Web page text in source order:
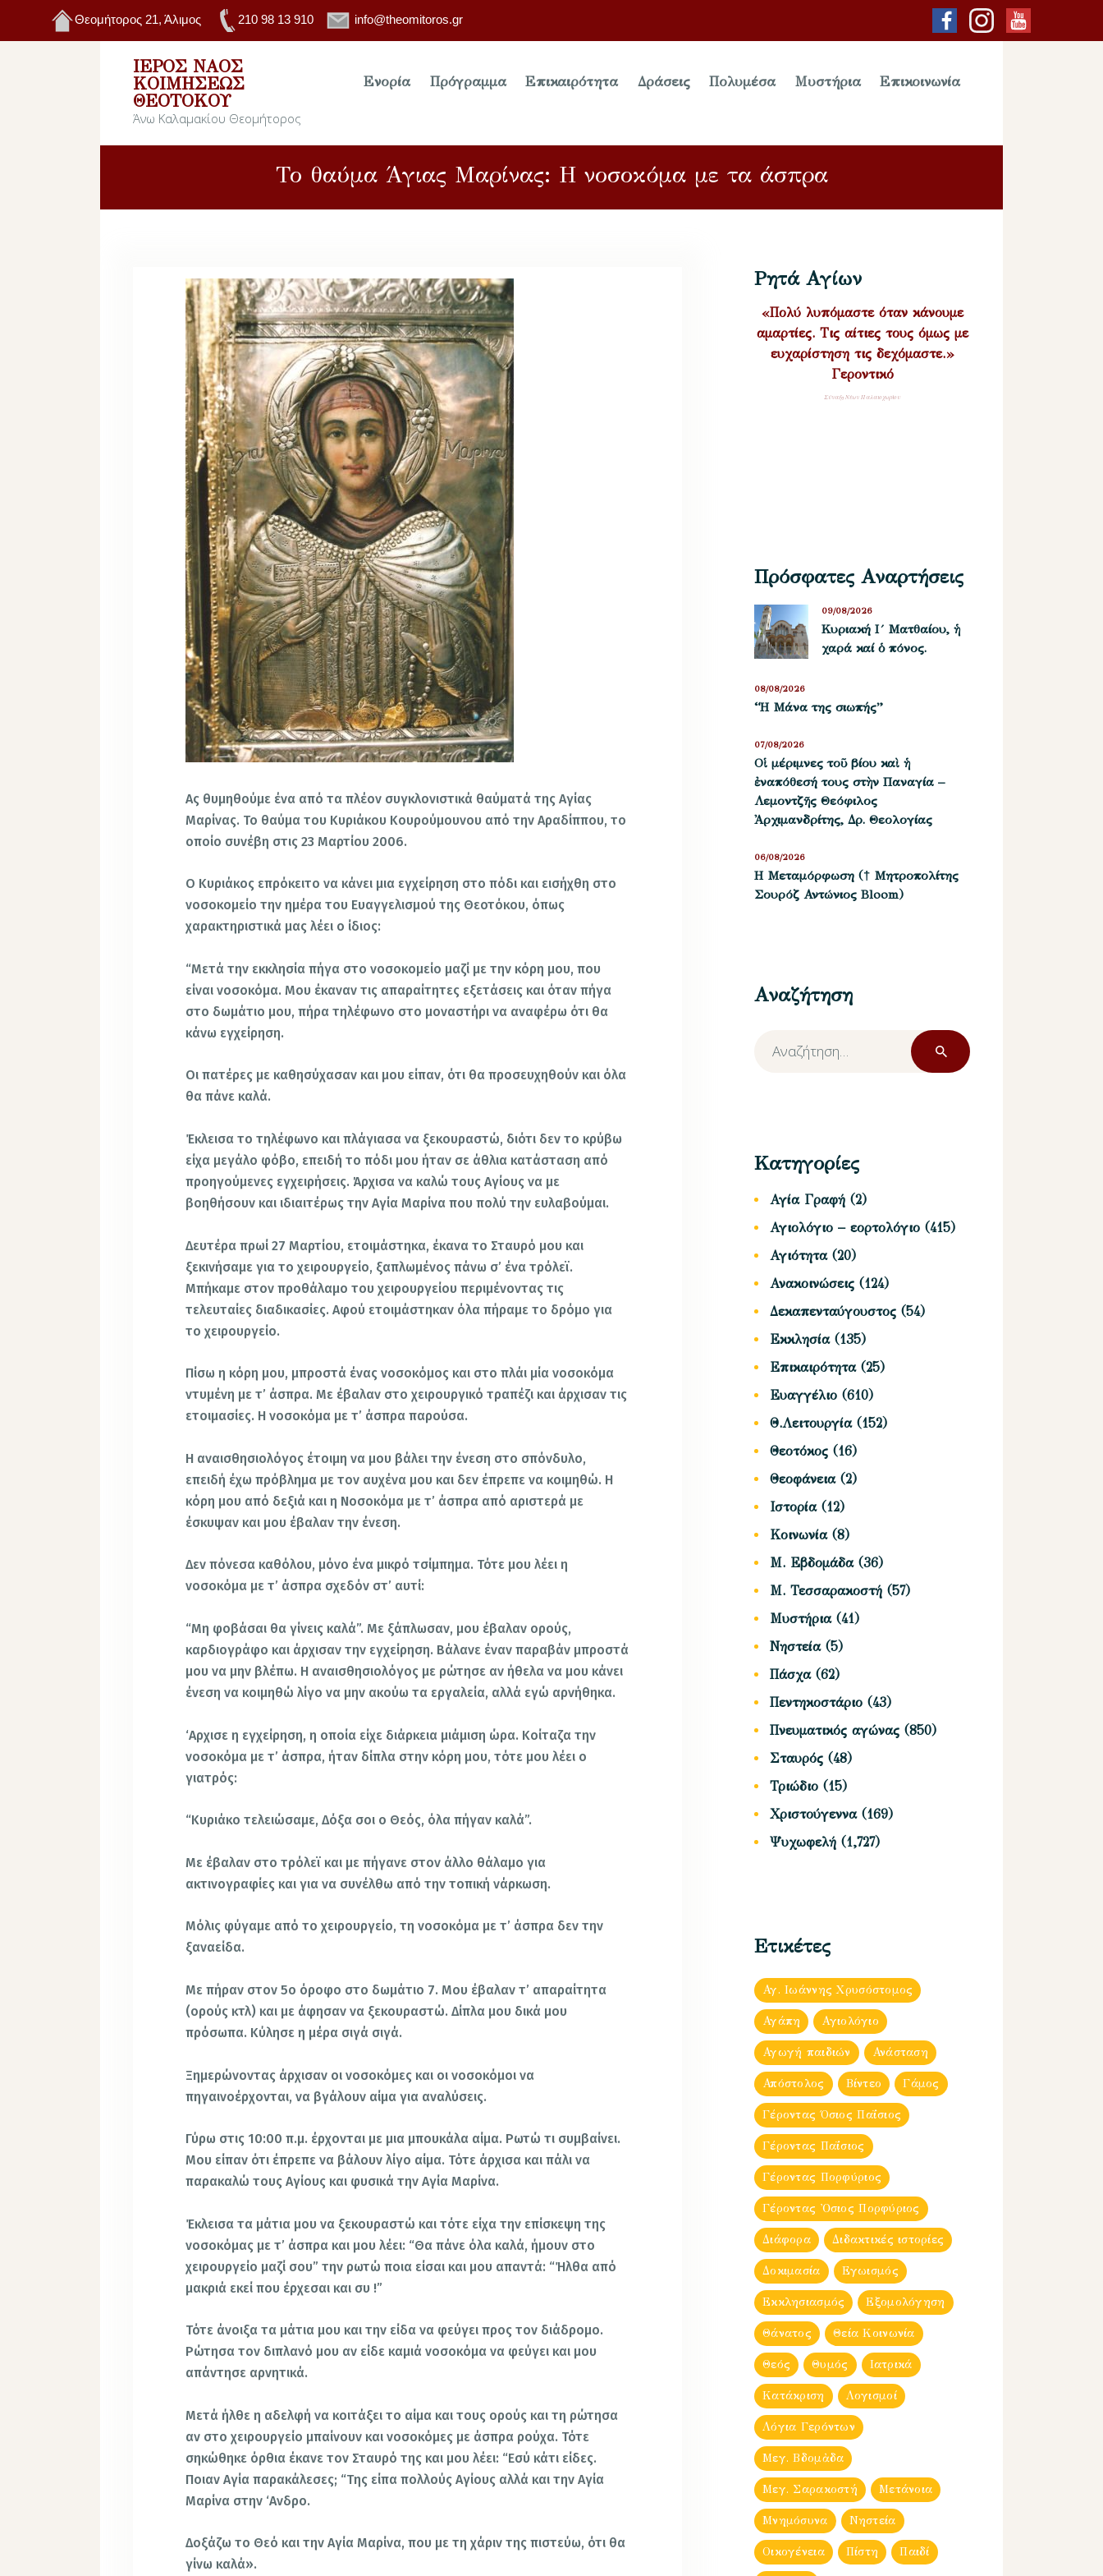
Θεομήτορος 21, Άλιμος 210 98 13 910 info@theomitoros.gr
ΙΕΡΌΣ ΝΑΌΣ
ΚΟΙΜΉΣΕΩΣ
ΘΕΟΤΌΚΟΥ
Άνω Καλαμακίου Θεομήτορος
Ενορία Πρόγραμμα Επικαιρότητα Δράσεις Πολυμέσα Μυστήρια Επικοινωνία
Το θαύμα Άγιας Μαρίνας: Η νοσοκόμα με τα άσπρα
Ας θυμηθούμε ένα από τα πλέον συγκλονιστικά θαύματά της Αγίας
Μαρίνας. Το θαύμα του Κυριάκου Κουρούμουνου από την Αραδίππου, το
οποίο συνέβη στις 23 Μαρτίου 2006.
Ο Κυριάκος επρόκειτο να κάνει μια εγχείρηση στο πόδι και εισήχθη στο
νοσοκομείο την ημέρα του Ευαγγελισμού της Θεοτόκου, όπως
χαρακτηριστικά μας λέει ο ίδιος:
“Μετά την εκκλησία πήγα στο νοσοκομείο μαζί με την κόρη μου, που
είναι νοσοκόμα. Μου έκαναν τις απαραίτητες εξετάσεις και όταν πήγα
στο δωμάτιο μου, πήρα τηλέφωνο στο μοναστήρι να αναφέρω ότι θα
κάνω εγχείρηση.
Οι πατέρες με καθησύχασαν και μου είπαν, ότι θα προσευχηθούν και όλα
θα πάνε καλά.
Έκλεισα το τηλέφωνο και πλάγιασα να ξεκουραστώ, διότι δεν το κρύβω
είχα μεγάλο φόβο, επειδή το πόδι μου ήταν σε άθλια κατάσταση από
προηγούμενες εγχειρήσεις. Άρχισα να καλώ τους Αγίους να με
βοηθήσουν και ιδιαιτέρως την Αγία Μαρίνα που πολύ την ευλαβούμαι.
Δευτέρα πρωί 27 Μαρτίου, ετοιμάστηκα, έκανα το Σταυρό μου και
ξεκινήσαμε για το χειρουργείο, ξαπλωμένος πάνω σ’ ένα τρόλεϊ.
Μπήκαμε στον προθάλαμο του χειρουργείου περιμένοντας τις
τελευταίες διαδικασίες. Αφού ετοιμάστηκαν όλα πήραμε το δρόμο για
το χειρουργείο.
Πίσω η κόρη μου, μπροστά ένας νοσοκόμος και στο πλάι μία νοσοκόμα
ντυμένη με τ’ άσπρα. Με έβαλαν στο χειρουργικό τραπέζι και άρχισαν τις
ετοιμασίες. Η νοσοκόμα με τ’ άσπρα παρούσα.
Η αναισθησιολόγος έτοιμη να μου βάλει την ένεση στο σπόνδυλο,
επειδή έχω πρόβλημα με τον αυχένα μου και δεν έπρεπε να κοιμηθώ. Η
κόρη μου από δεξιά και η Νοσοκόμα με τ’ άσπρα από αριστερά με
έσκυψαν και μου έβαλαν την ένεση.
Δεν πόνεσα καθόλου, μόνο ένα μικρό τσίμπημα. Τότε μου λέει η
νοσοκόμα με τ’ άσπρα σχεδόν στ’ αυτί:
“Μη φοβάσαι θα γίνεις καλά”. Με ξάπλωσαν, μου έβαλαν ορούς,
καρδιογράφο και άρχισαν την εγχείρηση. Βάλανε έναν παραβάν μπροστά
μου να μην βλέπω. Η αναισθησιολόγος με ρώτησε αν ήθελα να μου κάνει
ένεση να κοιμηθώ λίγο να μην ακούω τα εργαλεία, αλλά εγώ αρνήθηκα.
‘Αρχισε η εγχείρηση, η οποία είχε διάρκεια μιάμιση ώρα. Κοίταζα την
νοσοκόμα με τ’ άσπρα, ήταν δίπλα στην κόρη μου, τότε μου λέει ο
γιατρός:
“Κυριάκο τελειώσαμε, Δόξα σοι ο Θεός, όλα πήγαν καλά”.
Με έβαλαν στο τρόλεϊ και με πήγανε στον άλλο θάλαμο για
ακτινογραφίες και για να συνέλθω από την τοπική νάρκωση.
Μόλις φύγαμε από το χειρουργείο, τη νοσοκόμα με τ’ άσπρα δεν την
ξαναείδα.
Με πήραν στον 5ο όροφο στο δωμάτιο 7. Μου έβαλαν τ’ απαραίτητα
(ορούς κτλ) και με άφησαν να ξεκουραστώ. Δίπλα μου δικά μου
πρόσωπα. Κύλησε η μέρα σιγά σιγά.
Ξημερώνοντας άρχισαν οι νοσοκόμες και οι νοσοκόμοι να
πηγαινοέρχονται, να βγάλουν αίμα για αναλύσεις.
Γύρω στις 10:00 π.μ. έρχονται με μια μπουκάλα αίμα. Ρωτώ τι συμβαίνει.
Μου είπαν ότι έπρεπε να βάλουν λίγο αίμα. Τότε άρχισα και πάλι να
παρακαλώ τους Αγίους και φυσικά την Αγία Μαρίνα.
Έκλεισα τα μάτια μου να ξεκουραστώ και τότε είχα την επίσκεψη της
νοσοκόμας με τ’ άσπρα και μου λέει: “Θα πάνε όλα καλά, ήμουν στο
χειρουργείο μαζί σου” την ρωτώ ποια είσαι και μου απαντά: “Ήλθα από
μακριά εκεί που έρχεσαι και συ !”
Τότε άνοιξα τα μάτια μου και την είδα να φεύγει προς τον διάδρομο.
Ρώτησα τον διπλανό μου αν είδε καμιά νοσοκόμα να φεύγει και μου
απάντησε αρνητικά.
Μετά ήλθε η αδελφή να κοιτάξει το αίμα και τους ορούς και τη ρώτησα
αν στο χειρουργείο μπαίνουν και νοσοκόμες με άσπρα ρούχα. Τότε
σηκώθηκε όρθια έκανε τον Σταυρό της και μου λέει: “Εσύ κάτι είδες.
Ποιαν Αγία παρακάλεσες; “Της είπα πολλούς Αγίους αλλά και την Αγία
Μαρίνα στην ‘Ανδρο.
Δοξάζω το Θεό και την Αγία Μαρίνα, που με τη χάριν της πιστεύω, ότι θα
γίνω καλά».
Ρητά Αγίων
«Πολύ λυπόμαστε όταν κάνουμε
αμαρτίες. Τις αίτιες τους όμως με
ευχαρίστηση τις δεχόμαστε.»
Γεροντικό
Σύναξη Νέων Παλαιοχωρίου
Πρόσφατες Αναρτήσεις
Κυριακή Ι´ Ματθαίου, ἡ
χαρά καί ὁ πόνος.
09/08/2026
“Η Μάνα της σιωπής”
08/08/2026
Οἱ μέριμνες τοῦ βίου καὶ ἡ
ἐναπόθεσή τους στὴν Παναγία –
Λεμοντζῆς Θεόφιλος
Ἀρχιμανδρίτης, Δρ. Θεολογίας
07/08/2026
Η Μεταμόρφωση († Μητροπολίτης
Σουρόζ Αντώνιος Bloom)
06/08/2026
Αναζήτηση
Αναζήτηση
για:
Κατηγορίες
Αγία Γραφή (2)
Αγιολόγιο – εορτολόγιο (415)
Αγιότητα(20)
Ανακοινώσεις (124)
Δεκαπενταύγουστος (54)
Εκκλησία(135)
Επικαιρότητα(25)
Ευαγγέλιο (610)
Θ.Λειτουργία(152)
Θεοτόκος (16)
Θεοφάνεια(2)
Ιστορία(12)
Κοινωνία(8)
Μ. Εβδομάδα(36)
Μ. Τεσσαρακοστή (57)
Μυστήρια(41)
Νηστεία(5)
Πάσχα(62)
Πεντηκοστάριο (43)
Πνευματικός αγώνας (850)
Σταυρός (48)
Τριώδιο (15)
Χριστούγεννα(169)
Ψυχωφελή (1,727)
Ετικέτες
Αγ. Ιωάννης Χρυσόστομος
Αγάπη Αγιολόγιο
Αγωγή παιδιών Ανάσταση
Απόστολος Βίντεο Γάμος
Γέροντας Όσιος Παΐσιος
Γέροντας Παΐσιος
Γέροντας Πορφύριος
Γέροντας Ὀσιος Πορφύριος
Διάφορα Διδακτικές ιστορίες
Δοκιμασία Εγωισμός
Εκκλησιασμός Εξομολόγηση
Θάνατος Θεία Κοινωνία
Θεός Θυμός Ιατρικά
Κατάκριση Λογισμοί
Λόγια Γερόντων
Μεγ. Βδομἀδα
Μεγ. Σαρακοστή Μετάνοια
Μνημόσυνα Νηστεία
Οικογένεια Πίστη Παιδί